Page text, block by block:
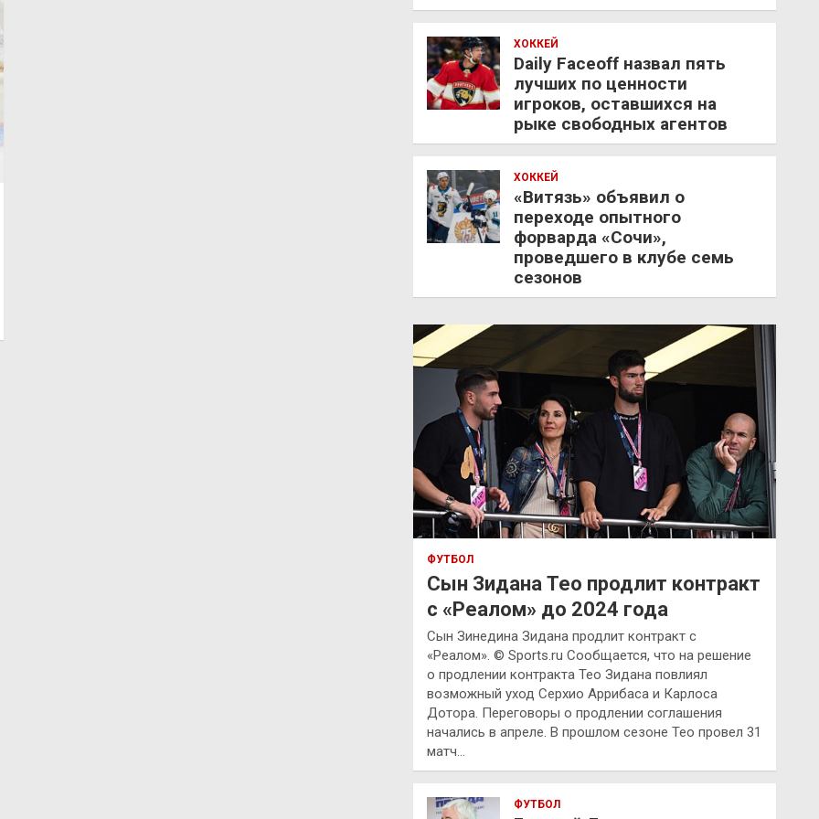
ХОККЕЙ
Daily Faceoff назвал пять
лучших по ценности
игроков, оставшихся на
рыке свободных агентов
ХОККЕЙ
«Витязь» объявил о
переходе опытного
форварда «Сочи»,
проведшего в клубе семь
сезонов
ФУТБОЛ
Сын Зидана Тео продлит контракт
с «Реалом» до 2024 года
Сын Зинедина Зидана продлит контракт с
«Реалом». © Sports.ru Сообщается, что на решение
о продлении контракта Тео Зидана повлиял
возможный уход Серхио Аррибаса и Карлоса
Дотора. Переговоры о продлении соглашения
начались в апреле. В прошлом сезоне Тео провел 31
матч…
ФУТБОЛ